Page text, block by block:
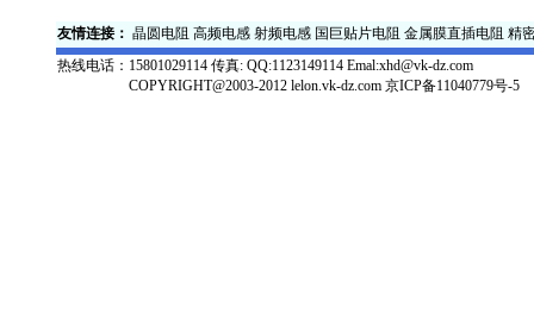
友情连接： 晶圆电阻 高频电感 射频电感 国巨贴片电阻 金属膜直插电阻 精
热线电话： 15801029114 传真: QQ:1123149114 Emal:xhd@vk-dz.com
COPYRIGHT@2003-2012 lelon.vk-dz.com 京ICP备11040779号-5